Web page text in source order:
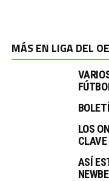
MÁS EN LIGA DEL
LOS
CLAVE
ASÍ